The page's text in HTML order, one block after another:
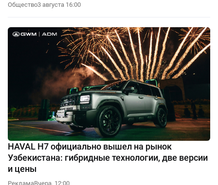
Общество3 августа 16:00
HAVAL H7 официально вышел на рынок
Узбекистана: гибридные технологии, две версии
и цены
РекламаВчера, 12:00